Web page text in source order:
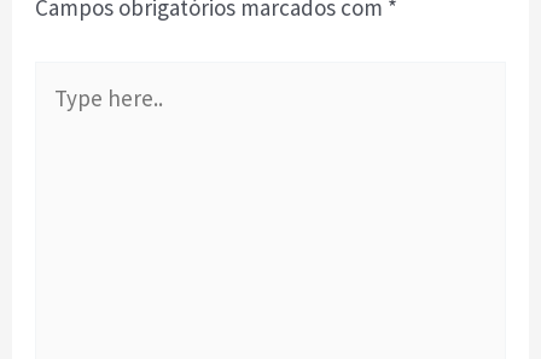
Campos obrigatórios marcados com *
here..